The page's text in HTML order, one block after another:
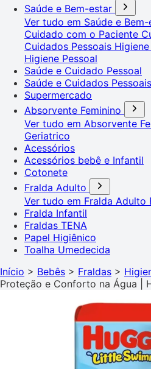
Saúde e Bem-estar
Ver tudo em Saúde e
Cuidado com o Paciente
Cuidados Pessoais
Higiene Pessoal
Saúde e Cuidado Pessoal
Saúde e Cuidados Pessoais
Supermercado
Absorvente Feminino
Ver tudo em Absorvente
Geriatrico
Acessórios
Acessórios bebê e Infantil
Cotonete
Fralda Adulto
Ver tudo em Fralda Adulto
Fralda Infantil
Fraldas TENA
Papel Higiênico
Toalha Umedecida
Início > Bebês > Fraldas >
Proteção e Conforto na Água |